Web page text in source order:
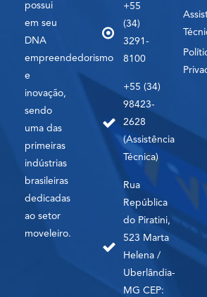
possui
em seu
DNA
empreendedorismo
e
inovação,
sendo
uma das
primeiras
indústrias
brasileiras
dedicadas
ao setor
moveleiro.
+55
(34)
3291-
8100
+55 (34)
98423-
2628
(Assistência
Técnica)
Rua
República
do Piratini,
523 Marta
Helena /
Uberlândia-
MG CEP: